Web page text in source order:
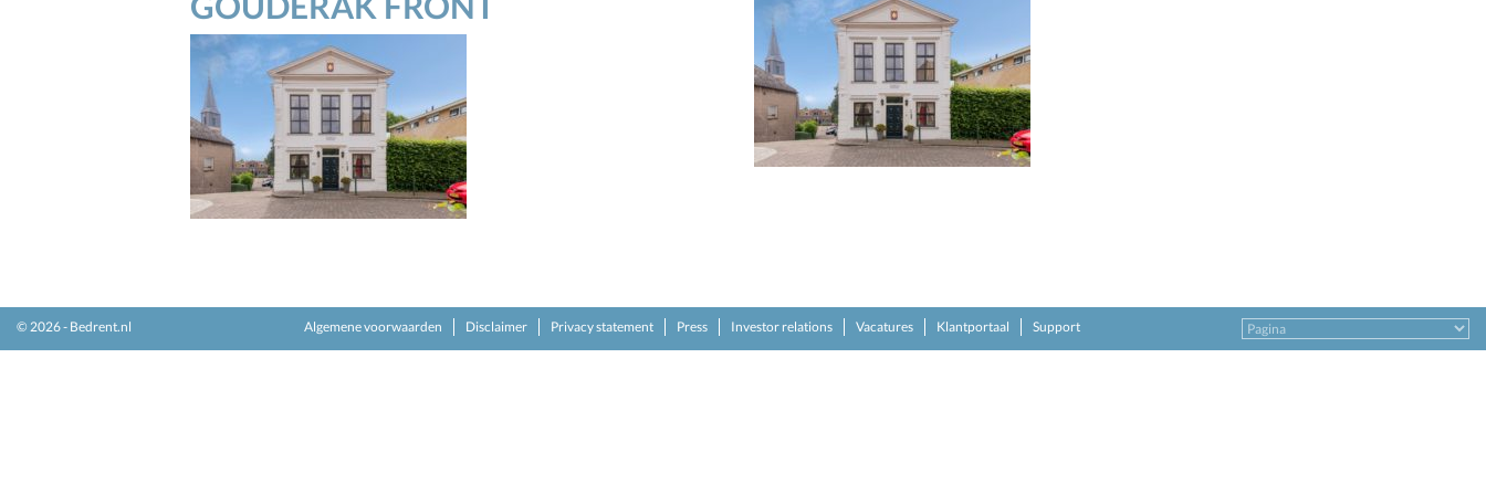
© 2026 - Bedrent.nl Algemene voorwaarden Disclaimer Privacy statement Press Investor relations Vacatures Klantportaal Support